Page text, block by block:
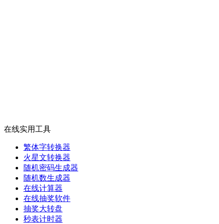
在线实用工具
繁体字转换器
火星文转换器
随机密码生成器
随机数生成器
在线计算器
在线抽奖软件
抽奖大转盘
秒表计时器